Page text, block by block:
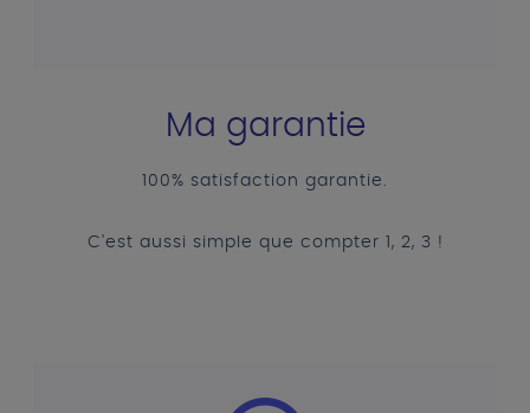
Ma garantie
100% satisfaction garantie.
C'est aussi simple que compter 1, 2, 3 !